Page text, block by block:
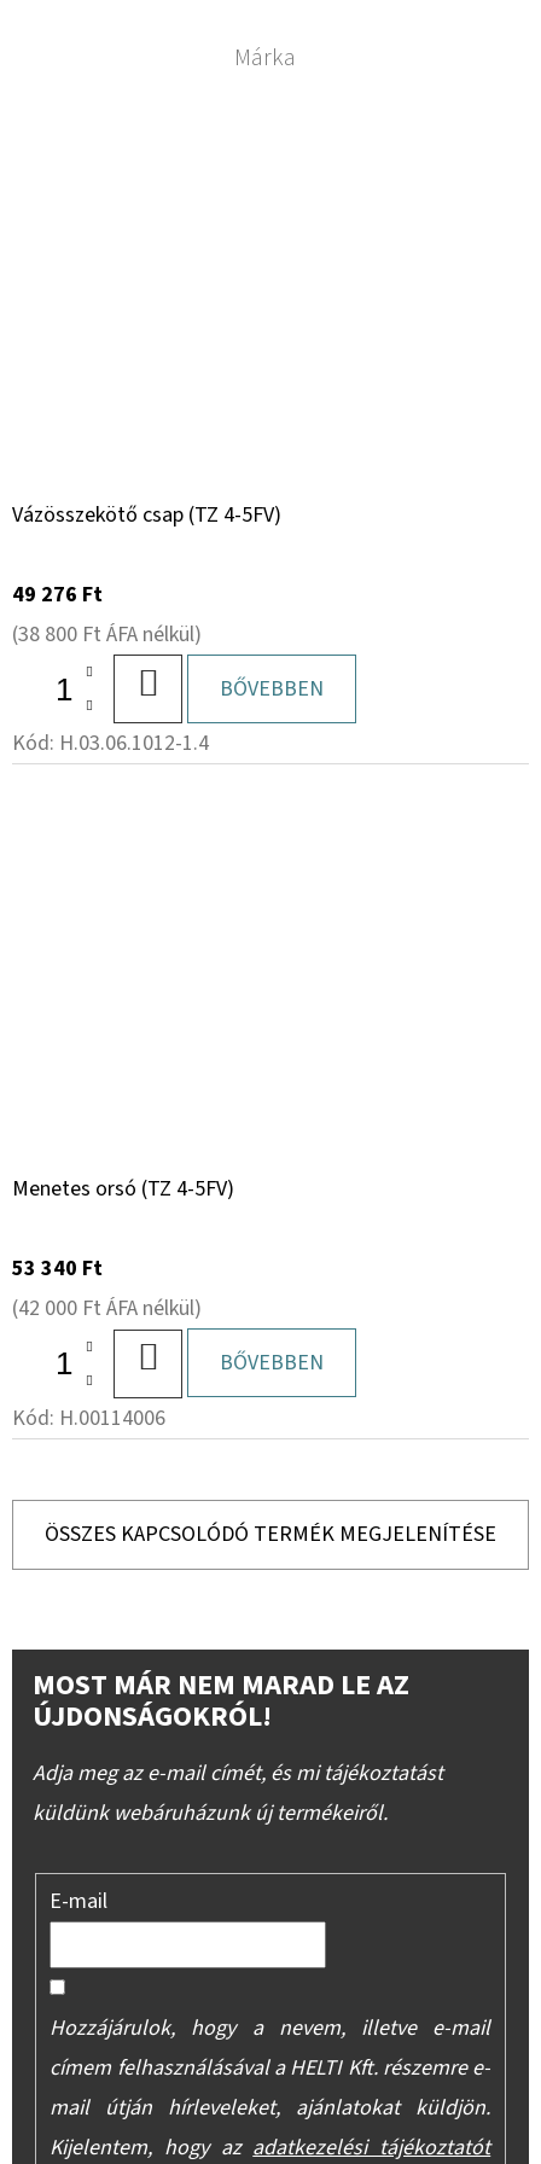
Márka
Vázösszekötő csap (TZ 4-5FV)
49 276 Ft
(38 800 Ft ÁFA nélkül)
KOSÁRBABŐVEBBEN
Kód: H.03.06.1012-1.4
Menetes orsó (TZ 4-5FV)
53 340 Ft
(42 000 Ft ÁFA nélkül)
KOSÁRBABŐVEBBEN
Kód: H.00114006
ÖSSZES KAPCSOLÓDÓ TERMÉK MEGJELENÍTÉSE
MOST MÁR NEM MARAD LE AZ
ÚJDONSÁGOKRÓL!
Adja meg az e-mail címét, és mi tájékoztatást
küldünk webáruházunk új termékeiről.
E-mail
Hozzájárulok, hogy a nevem, illetve e-mail
címem felhasználásával a HELTI Kft. részemre e-
mail útján hírleveleket, ajánlatokat küldjön.
Kijelentem, hogy azadatkezelési tájékoztatót